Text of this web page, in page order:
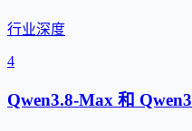
行业深度
4
Qwen3.8-Max 和